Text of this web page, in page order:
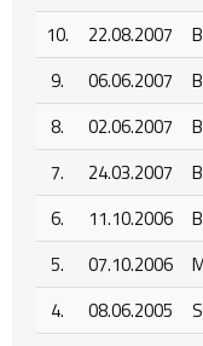
10.
22.08.2007
9.
06.06.2007
8.
02.06.2007
7.
24.03.2007
6.
11.10.2006
5.
07.10.2006
4.
08.06.2005